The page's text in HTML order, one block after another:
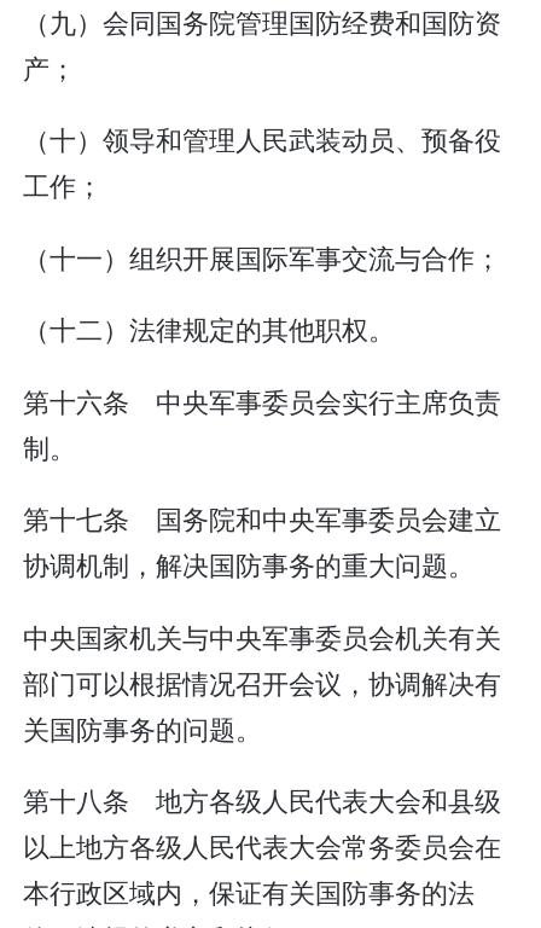
（九）会同国务院管理国防经费和国防资
产；
（十）领导和管理人民武装动员、预备役
工作；
（十一）组织开展国际军事交流与合作；
（十二）法律规定的其他职权。
第十六条 中央军事委员会实行主席负责
制。
第十七条 国务院和中央军事委员会建立
协调机制，解决国防事务的重大问题。
中央国家机关与中央军事委员会机关有关
部门可以根据情况召开会议，协调解决有
关国防事务的问题。
第十八条 地方各级人民代表大会和县级
以上地方各级人民代表大会常务委员会在
本行政区域内，保证有关国防事务的法